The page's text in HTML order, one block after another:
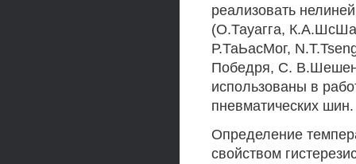
реализовать
(О.Тауагга,
Р.ТаЬасМог,
Победря, С.
использованы в
пневматических шин.
Определение
свойством